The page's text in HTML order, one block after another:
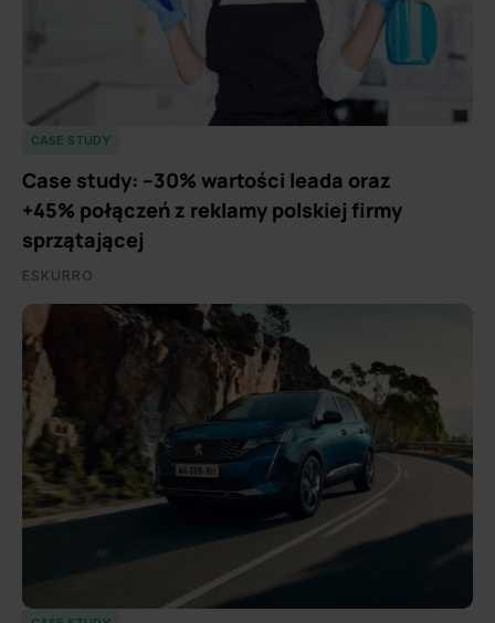
CASE STUDY
Case study: –30% wartości leada oraz
+45% połączeń z reklamy polskiej firmy
sprzątającej
ESKURRO